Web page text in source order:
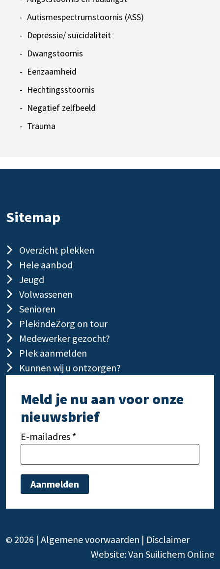
Autismespectrumstoornis (ASS)
Depressie/ suïcidaliteit
Dwangstoornis
Eenzaamheid
Hechtingsstoornis
Negatief zelfbeeld
Trauma
Sitemap
Overzicht plekken
Hele aanbod
Jeugd
Volwassenen
Senioren
PlekindeZorg on tour
Medewerker gezocht?
Plek aanmelden
Kunnen wij u ontzorgen?
Meld je nu aan voor onze
nieuwsbrief
E-mailadres *
© 2026 | Algemene voorwaarden | Disclaimer
Website:Van Suilichem Online